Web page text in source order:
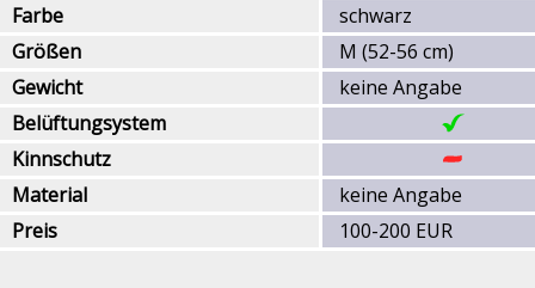
Farbe
schwarz
Größen
M (52-56 cm)
Gewicht
keine Angabe
Belüftungsystem
Kinnschutz
Material
keine Angabe
Preis
100-200 EUR